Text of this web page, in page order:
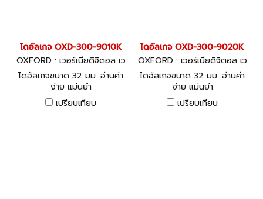
ไดอัลเกจ OXD-300-9010K
OXFORD : เวอร์เนียดิจิตอล เว
อร์เนีย ไดอัลเกจ
ไดอัลเกจขนาด 32 มม. อ่านค่า
ง่าย แม่นยำ
เปรียบเทียบ
ไดอัลเกจ OXD-300-9020K
OXFORD : เวอร์เนียดิจิตอล เว
อร์เนีย ไดอัลเกจ
ไดอัลเกจขนาด 32 มม. อ่านค่า
ง่าย แม่นยำ
เปรียบเทียบ